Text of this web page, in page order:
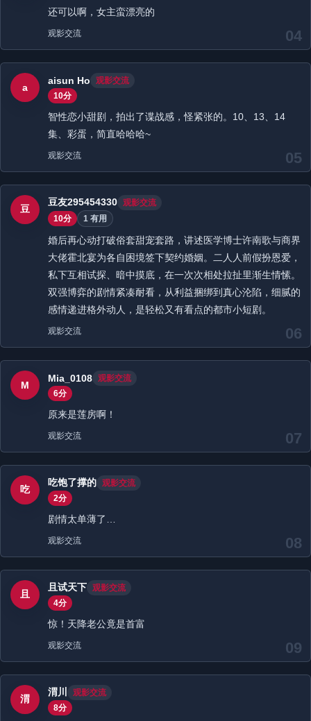
04
还可以啊，女主蛮漂亮的
观影交流
05
a
aisun Ho
观影交流
10分
智性恋小甜剧，拍出了谍战感，怪紧张的。10、13、14
集、彩蛋，简直哈哈哈~
观影交流
06
豆
豆友295454330 观影交流
10分
1 有用
婚后再心动打破俗套甜宠套路，讲述医学博士许南歌与商界
大佬霍北宴为各自困境签下契约婚姻。二人人前假扮恩爱，
私下互相试探、暗中摸底，在一次次相处拉扯里渐生情愫。
双强博弈的剧情紧凑耐看，从利益捆绑到真心沦陷，细腻的
感情递进格外动人，是轻松又有看点的都市小短剧。
观影交流
07
M
Mia_0108 观影交流
6分
原来是莲房啊！
观影交流
08
吃
吃饱了撑的 观影交流
2分
剧情太单薄了…
观影交流
09
且
且试天下 观影交流
4分
惊！天降老公竟是首富
观影交流
渭
渭川
观影交流
8分